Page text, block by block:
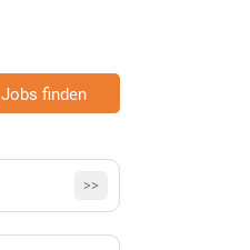
Jobs finden
>>